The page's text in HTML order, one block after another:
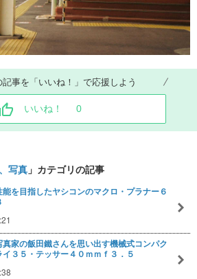
事を「いいね！」で応援しよう
いいね！ 0
写真 」カテゴリの記事
を目指したヤシコンのマクロ・プラナー６
家の飯田鐵さんを思い出す機械式コンパク
イ３５・テッサー４０ｍｍｆ３．５